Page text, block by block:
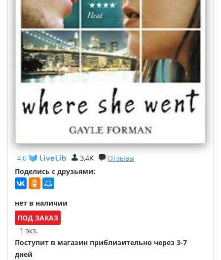
4,0 3,4K
Отзывы
Поделись с друзьями:
нет в наличии
ПОД ЗАКАЗ
1 экз.
Поступит в магазин приблизительно через 3-7
дней